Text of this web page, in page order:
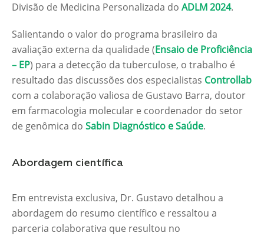
Divisão de Medicina Personalizada do ADLM 2024.
Salientando o valor do programa brasileiro da
avaliação externa da qualidade (Ensaio de Proficiência
– EP) para a detecção da tuberculose, o trabalho é
resultado das discussões dos especialistas Controllab
com a colaboração valiosa de Gustavo Barra, doutor
em farmacologia molecular e coordenador do setor
de genômica do Sabin Diagnóstico e Saúde.
Abordagem científica
Em entrevista exclusiva, Dr. Gustavo detalhou a
abordagem do resumo científico e ressaltou a
parceria colaborativa que resultou no